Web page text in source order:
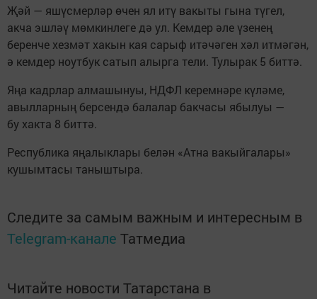
Җәй — яшүсмерләр өчен ял итү вакыты гына түгел,
акча эшләү мөмкинлеге дә ул. Кемдер әле үзенең
беренче хезмәт хакын кая сарыф итәчәген хәл итмәгән,
ә кемдер ноутбук сатып алырга тели. Тулырак 5 биттә.
Яңа кадрлар алмашынуы, НДФЛ керемнәре күләме,
авылларның берсендә балалар бакчасы ябылуы —
бу хакта 8 биттә.
Республика яңалыклары белән «Атна вакыйгалары»
кушымтасы таныштыра.
Следите за самым важным и интересным в
Telegram-канале Татмедиа
Читайте новости Татарстана в